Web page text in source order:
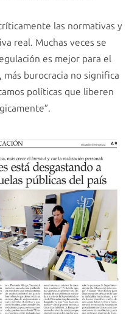
las normativas y
real. Muchas veces se
es mejor para el
burocracia no significa
políticas que liberen